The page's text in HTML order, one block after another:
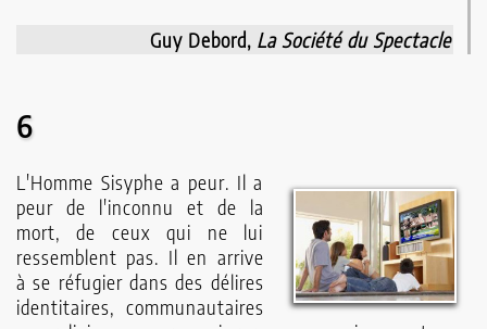
Guy Debord, La Société du Spectacle
6
L'Homme Sisyphe a peur. Il a
peur de l'inconnu et de la
mort, de ceux qui ne lui
ressemblent pas. Il en arrive
à se réfugier dans des délires
identitaires, communautaires